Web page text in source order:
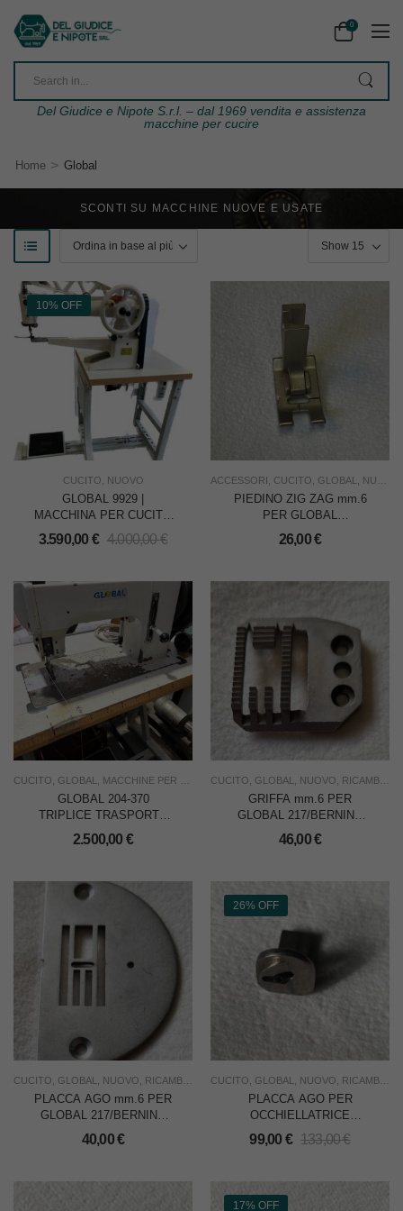
0
Del Giudice e Nipote S.r.l. – dal 1969 vendita e assistenza
macchine per cucire
Home > Global
SCONTI SU MACCHINE NUOVE E USATE
10% OFF
CUCITO NUOVO
GLOBAL 9929 |
MACCHINA PER CUCITO
CALZOLAIO CUOIO E
PELLE
3.590,00 € 4.000,00€
ACCESSORI CUCITO GLOBAL NUOVO
PIEDINO ZIG ZAG mm.6
PER GLOBAL
217/BERNINA 217/EFFECI
217 E SIMILI ATTACCO
26,00€
CUCITO GLOBAL MACCHINE PER CUCIRE TRIPLICI TRASPORTO ,USATO,USO
GLOBAL 204-370
TRIPLICE TRASPORTO
CON CROCHET BARREL
2.500,00 €
CUCITO GLOBAL NUOVO RICAMBI
GRIFFA mm.6 PER
GLOBAL 217/BERNINA
217/EFFECI 217
46,00€
CUCITO GLOBAL NUOVO RICAMBI USO INDUSTRIA
PLACCA AGO mm.6 PER
GLOBAL 217/BERNINA
217/EFFECI 217
40,00€
26% OFF
CUCITO GLOBAL NUOVO RICAMBI
PLACCA AGO PER
OCCHIELLATRICE
NECCHI 499-100=GLOBAL
BH
99,00 € 133,00€
17% OFF